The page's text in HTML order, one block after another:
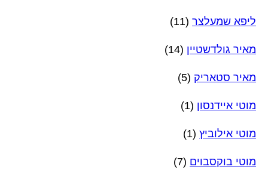
ליפא שמעלצר (11)
מאיר גולדשטיין (14)
מאיר סטאריק (5)
מוטי איידנסון (1)
מוטי אילוביץ (1)
מוטי בוקסבוים (7)